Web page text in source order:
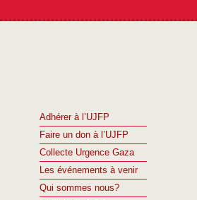
Adhérer à l’UJFP
Faire un don à l’UJFP
Collecte Urgence Gaza
Les événements à venir
Qui sommes nous?